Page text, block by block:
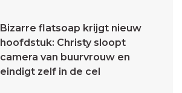
Bizarre flatsoap krijgt nieuw
hoofdstuk: Christy sloopt
camera van buurvrouw en
eindigt zelf in de cel